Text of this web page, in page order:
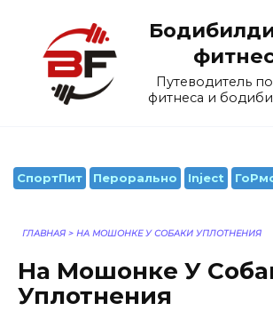
содержанию
Путеводитель
фитнеса и
СпортПит Перорально Inject
ГЛАВНАЯ > НА МОШОНКЕ У СОБАКИ УПЛОТНЕНИЯ
На Мошонке У
Уплотнения